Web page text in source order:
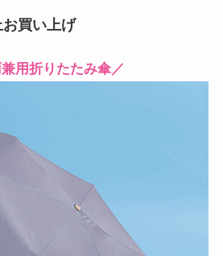
買い上げ
用折りたたみ傘／